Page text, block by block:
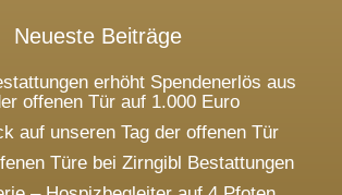
Neueste Beiträge
erhöht Spendenerlös aus
offenen Tür auf 1.000 Euro
auf unseren Tag der offenen Tür
Türe bei Zirngibl Bestattungen